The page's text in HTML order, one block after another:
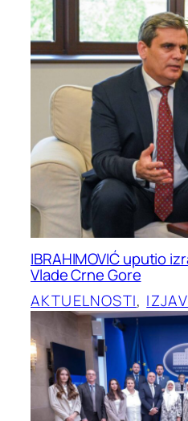
IBRAHIMOVIĆ uputio
Vlade Crne Gore
AKTUELNOSTI,